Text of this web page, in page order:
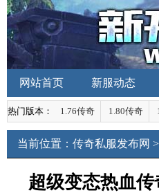
网站首页 新服动态
热门版本： 1.76传奇 1.80传奇
当前位置： 传奇私服发布网
超级变态热血